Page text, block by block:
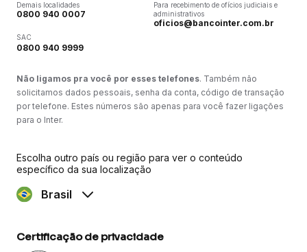
Demais localidades
0800 940 0007
SAC
0800 940 9999
Para recebimento de ofícios judiciais e
administrativos
oficios@bancointer.com.br
Não ligamos pra você por esses telefones. Também não
solicitamos dados pessoais, senha da conta, código de transação
por telefone. Estes números são apenas para você fazer ligações
para o Inter.
Escolha outro país ou região para ver o conteúdo
específico da sua localização
Brasil
Certificação de privacidade